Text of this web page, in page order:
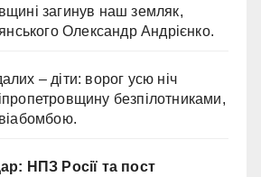
загинув наш земляк,
Олександр Андрієнко.
– діти: ворог усю ніч
безпілотниками,
НПЗ Росії та пост